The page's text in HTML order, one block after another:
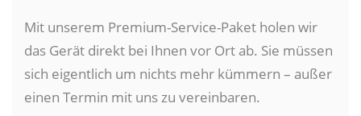
Mit unserem Premium-Service-Paket holen wir
das Gerät direkt bei Ihnen vor Ort ab. Sie müssen
sich eigentlich um nichts mehr kümmern – außer
einen Termin mit uns zu vereinbaren.